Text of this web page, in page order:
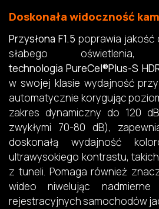
Doskonała widoczność
Przysłona F1.5 poprawia jakość
słabego
technologiaPureCel®Plus-S
w swojej klasie wydajność
automatycznie korygując
zakres dynamiczny do 120
zwykłymi 70-80 dB),
doskonałą wydajność
ultrawysokiego kontrastu,
z tuneli. Pomaga również
wideo niwelując nadmierne
rejestracyjnych samochodów